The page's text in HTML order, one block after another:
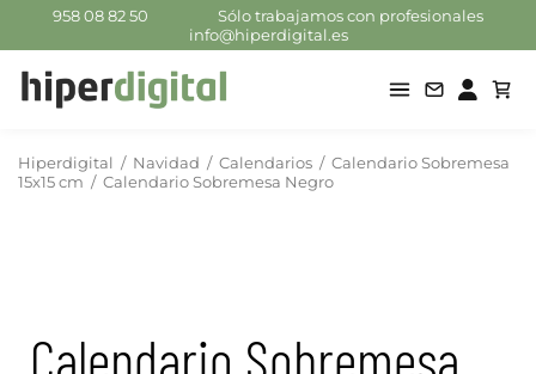
958 08 82 50
Sólo trabajamos con profesionales
info@hiperdigital.es
Hiperdigital / Navidad / Calendarios / Calendario Sobremesa
15x15 cm / Calendario Sobremesa Negro
Calendario Sobremesa